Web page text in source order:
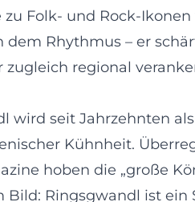
Folk- und Rock-
Rhythmus – er
zugleich regional
wird seit Jahrzehnten
Kühnheit.
hoben die „große
Ringsgwandl ist